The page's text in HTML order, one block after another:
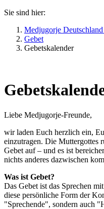
Sie sind hier:
Medjugorje Deutschland
Gebet
Gebetskalender
Liebe Medjugorje-Freunde,
wir laden Euch herzlich ein,
einzutragen. Die Muttergottes
Gebet auf – und es ist
nichts anderes dazwischen
Was ist Gebet?
Das Gebet ist das Sprechen
diese persönliche Form der
"Sprechende", sondern auch